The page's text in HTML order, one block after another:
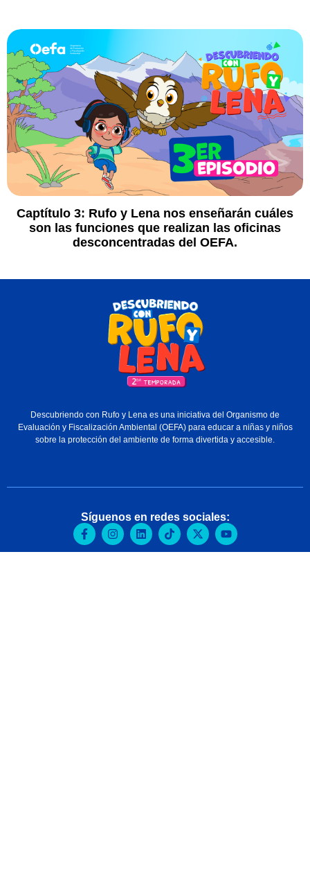
Captítulo 3: Rufo y Lena nos enseñarán cuáles
son las funciones que realizan las oficinas
desconcentradas del OEFA.
Descubriendo con Rufo y Lena es una iniciativa del Organismo de
Evaluación y Fiscalización Ambiental (OEFA) para educar a niñas y niños
sobre la protección del ambiente de forma divertida y accesible.
Síguenos en redes sociales: